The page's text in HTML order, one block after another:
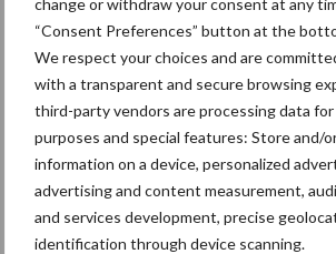
change or withdraw your consent at any
“Consent Preferences” button at the
We respect your choices and are
with a transparent and secure browsing
third-party vendors are processing data
purposes and special features: Store and/
information on a device, personalized
advertising and content measurement,
and services development, precise
identification through device scanning.
Diergezondheid Bemesting
Bedrijfsnieuws